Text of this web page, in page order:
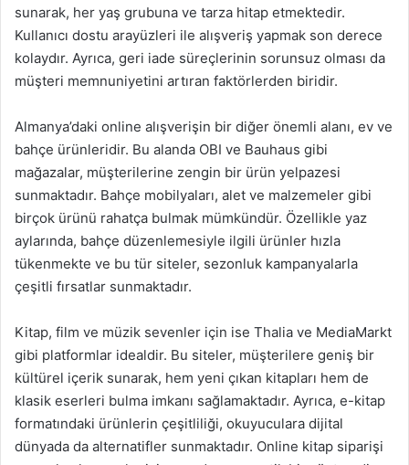
sunarak, her yaş grubuna ve tarza hitap etmektedir.
Kullanıcı dostu arayüzleri ile alışveriş yapmak son derece
kolaydır. Ayrıca, geri iade süreçlerinin sorunsuz olması da
müşteri memnuniyetini artıran faktörlerden biridir.
Almanya’daki online alışverişin bir diğer önemli alanı, ev ve
bahçe ürünleridir. Bu alanda OBI ve Bauhaus gibi
mağazalar, müşterilerine zengin bir ürün yelpazesi
sunmaktadır. Bahçe mobilyaları, alet ve malzemeler gibi
birçok ürünü rahatça bulmak mümkündür. Özellikle yaz
aylarında, bahçe düzenlemesiyle ilgili ürünler hızla
tükenmekte ve bu tür siteler, sezonluk kampanyalarla
çeşitli fırsatlar sunmaktadır.
Kitap, film ve müzik sevenler için ise Thalia ve MediaMarkt
gibi platformlar idealdir. Bu siteler, müşterilere geniş bir
kültürel içerik sunarak, hem yeni çıkan kitapları hem de
klasik eserleri bulma imkanı sağlamaktadır. Ayrıca, e-kitap
formatındaki ürünlerin çeşitliliği, okuyuculara dijital
dünyada da alternatifler sunmaktadır. Online kitap siparişi